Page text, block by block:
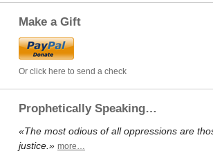
Make a Gift
Or click here to send a check
Prophetically Speaking…
«The most odious of all oppressions are
justice.» more…